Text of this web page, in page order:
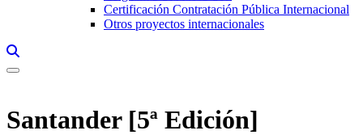
Certificación Contratación Pública Internacional
Otros proyectos internacionales
Santander [5ª Edición]